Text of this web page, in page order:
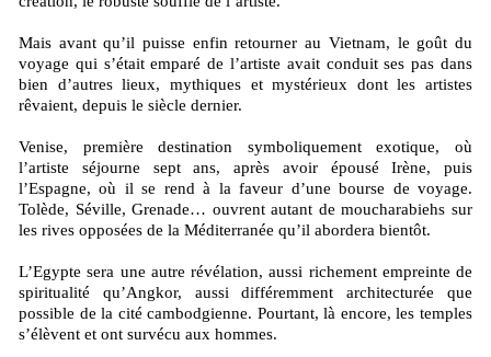
Mais avant qu’il puisse enfin retourner au Vietnam, le goût du
voyage qui s’était emparé de l’artiste avait conduit ses pas dans
bien d’autres lieux, mythiques et mystérieux dont les artistes
rêvaient, depuis le siècle dernier.
Venise, première destination symboliquement exotique, où
l’artiste séjourne sept ans, après avoir épousé Irène, puis
l’Espagne, où il se rend à la faveur d’une bourse de voyage.
Tolède, Séville, Grenade… ouvrent autant de moucharabiehs sur
les rives opposées de la Méditerranée qu’il abordera bientôt.
L’Egypte sera une autre révélation, aussi richement empreinte de
spiritualité qu’Angkor, aussi différemment architecturée que
possible de la cité cambodgienne. Pourtant, là encore, les temples
s’élèvent et ont survécu aux hommes.